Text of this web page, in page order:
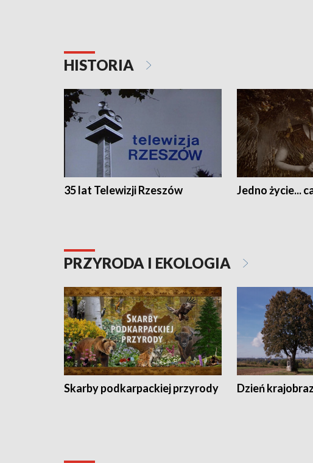
HISTORIA
35 lat Telewizji Rzeszów Jedno życie...
PRZYRODA I EKOLOGIA
Skarby podkarpackiej przyrody Dzień